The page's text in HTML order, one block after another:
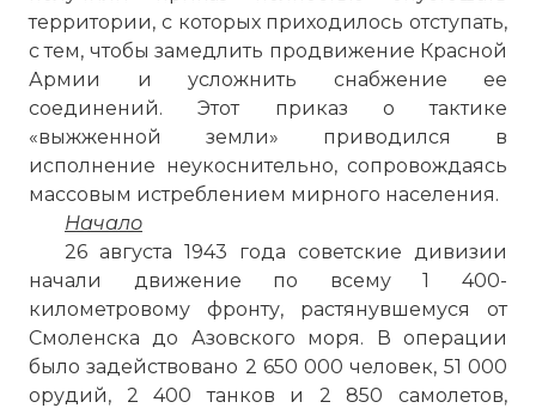
территории, с которых приходилось отступать,
с тем, чтобы замедлить продвижение Красной
Армии и усложнить снабжение ее
соединений. Этот приказ о тактике
«выжженной земли» приводился в
исполнение неукоснительно, сопровождаясь
массовым истреблением мирного населения.
Начало
26 августа 1943 года советские дивизии
начали движение по всему 1 400-
километровому фронту, растянувшемуся от
Смоленска до Азовского моря. В операции
было задействовано 2 650 000 человек, 51 000
орудий, 2 400 танков и 2 850 самолетов,